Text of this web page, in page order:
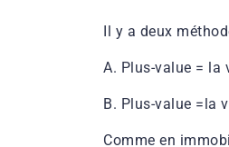
Il y a deux
A. Plus-value = la
B. Plus-value =la
Comme en